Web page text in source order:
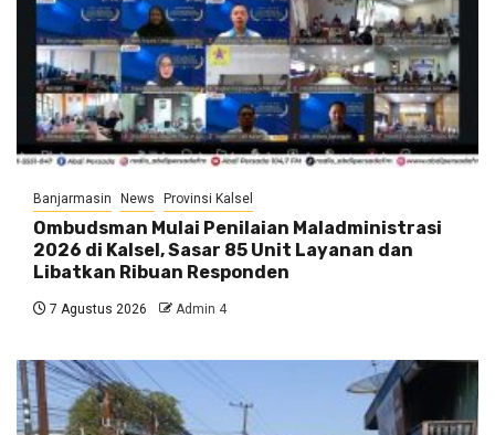
Banjarmasin News Provinsi Kalsel
Ombudsman Mulai Penilaian Maladministrasi
2026 di Kalsel, Sasar 85 Unit Layanan dan
Libatkan Ribuan Responden
7 Agustus 2026 Admin 4